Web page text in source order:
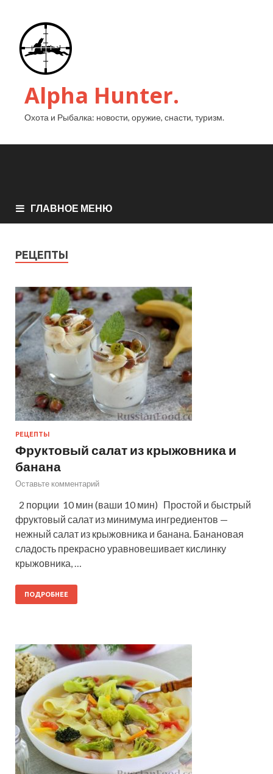
Alpha Hunter.
Охота и Рыбалка: новости, оружие, снасти, туризм.
ГЛАВНОЕ МЕНЮ
РЕЦЕПТЫ
РЕЦЕПТЫ
Фруктовый салат из крыжовника и
банана
Оставьте комментарий
2 порции 10 мин (ваши 10 мин) Простой и быстрый
фруктовый салат из минимума ингредиентов —
нежный салат из крыжовника и банана. Банановая
сладость прекрасно уравновешивает кислинку
крыжовника, …
ПОДРОБНЕЕ